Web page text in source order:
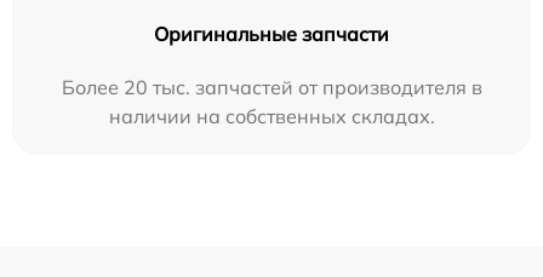
Оригинальные запчасти
Более 20 тыс. запчастей от производителя в
наличии на собственных складах.